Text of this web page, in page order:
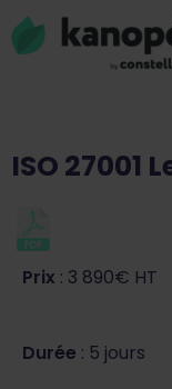
ISO 27001
Prix : 3 890€ HT
Durée : 5 jours